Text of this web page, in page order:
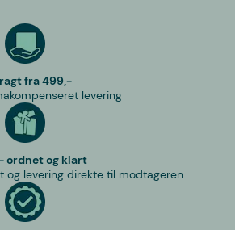
fra 499,-
levering
ordnet og klart
og levering direkte til modtageren